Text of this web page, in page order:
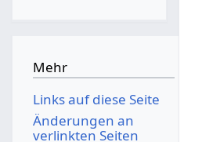
Mehr
Links auf diese Seite
Änderungen an
verlinkten Seiten